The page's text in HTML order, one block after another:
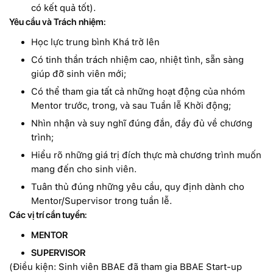
có kết quả tốt).
Yêu cầu và Trách nhiệm:
Học lực trung bình Khá trở lên
Có tinh thần trách nhiệm cao, nhiệt tình, sẵn sàng
giúp đỡ sinh viên mới;
Có thể tham gia tất cả những hoạt động của nhóm
Mentor trước, trong, và sau Tuần lễ Khởi động;
Nhìn nhận và suy nghĩ đúng đắn, đầy đủ về chương
trình;
Hiểu rõ những giá trị đích thực mà chương trình muốn
mang đến cho sinh viên.
Tuân thủ đúng những yêu cầu, quy định dành cho
Mentor/Supervisor trong tuần lễ.
Các vị trí cần tuyển:
MENTOR
SUPERVISOR
(Điều kiện: Sinh viên BBAE đã tham gia BBAE Start-up